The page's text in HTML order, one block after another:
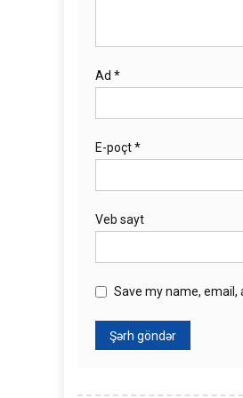
Ad *
E-poçt*
Veb sayt
Save my name,